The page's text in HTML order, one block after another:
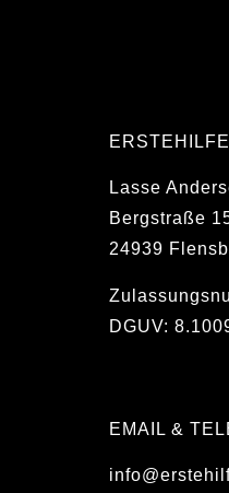
Lasse
Bergstraße
24939
DGUV:
EMAIL &